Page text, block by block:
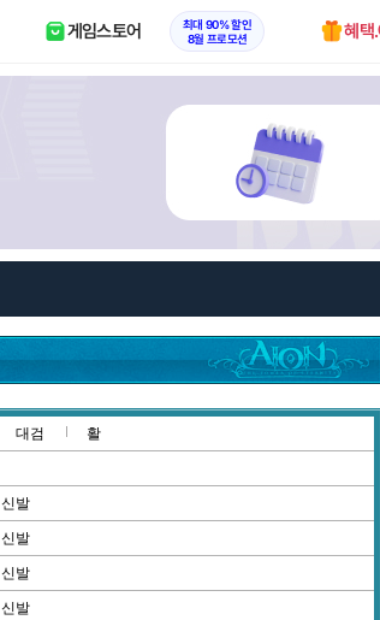
게임스토어
최대 90% 할인
8월 프로모션
혜택
대검 활
신발
신발
신발
신발